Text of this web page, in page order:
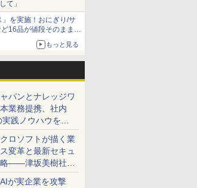
て」
を実施！おにぎり/サ
16品が値段そのままで
もっと見る
パンとナレッジワ
業務提携、社内
践ノウハウを生
商談記録 for
展開へ
ロソフトが描く業
変革と最新セキュ
――津坂美樹社長
戦略を説明
が実企業を攻撃